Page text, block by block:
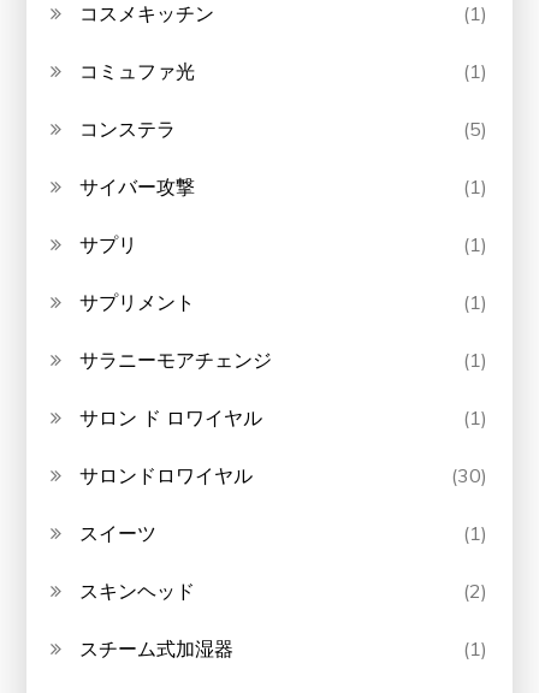
コスメキッチン (1)
コミュファ光 (1)
コンステラ (5)
サイバー攻撃 (1)
サプリ (1)
サプリメント (1)
サラニーモアチェンジ (1)
サロン ド ロワイヤル (1)
サロンドロワイヤル (30)
スイーツ (1)
スキンヘッド (2)
スチーム式加湿器 (1)